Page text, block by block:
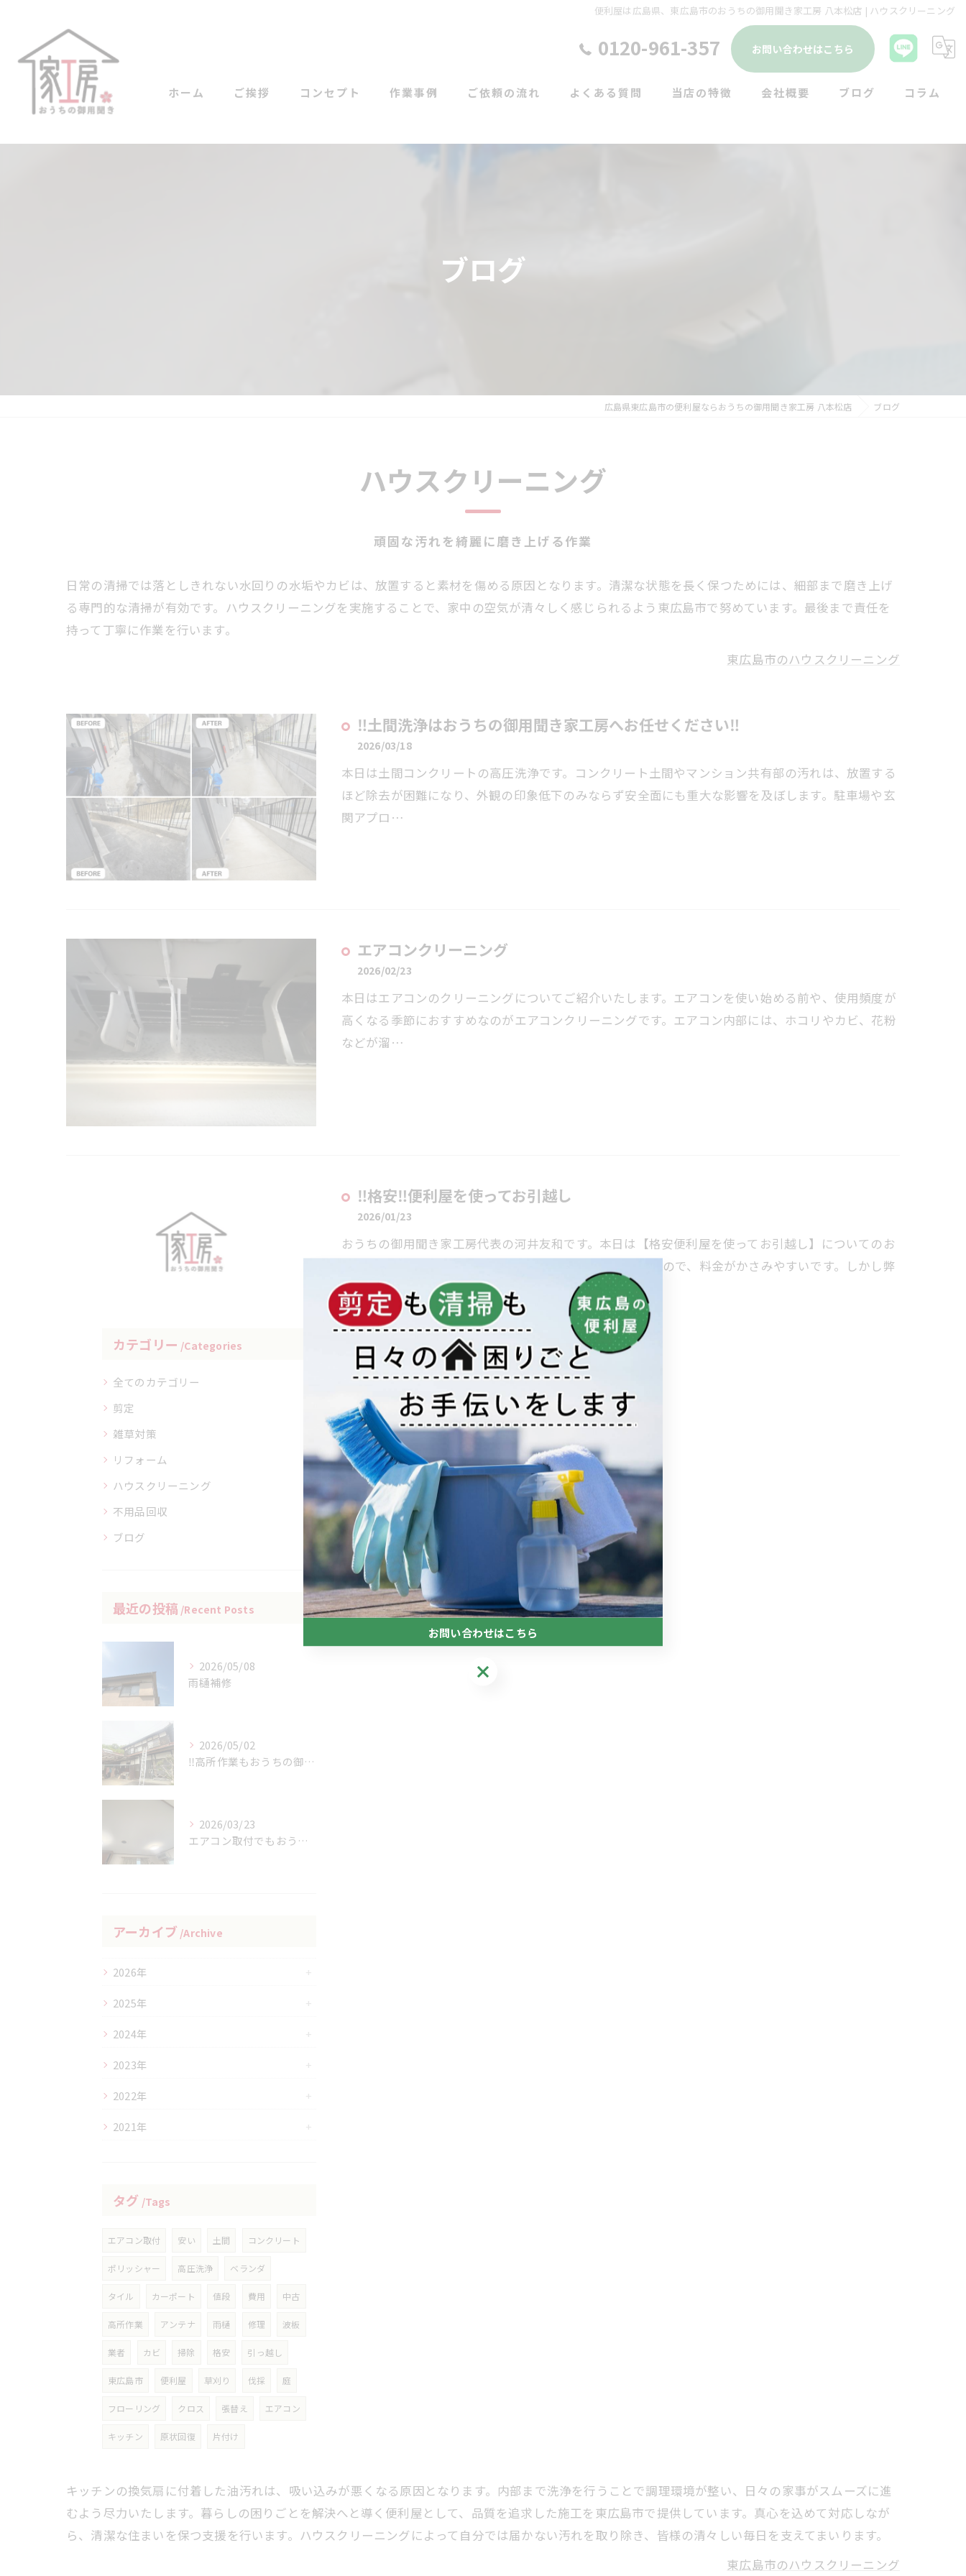
便利屋は広島県、東広島市のおうちの御用聞き家工房 八本松店 | ハウスクリーニング
0120-961-357 お問い合わせはこちら
ホーム ご挨拶 コンセプト 作業事例 ご依頼の流れ よくある質問 当店の特徴 会社概要 ブログ コラム
ブログ
広島県東広島市の便利屋ならおうちの御用聞き家工房 八本松店 ブログ
ハウスクリーニング
頑固な汚れを綺麗に磨き上げる作業
日常の清掃では落としきれない水回りの水垢やカビは、放置すると素材を傷める原因となります。清潔な状態を長く保つためには、細部まで磨き上げ
る専門的な清掃が有効です。ハウスクリーニングを実施することで、家中の空気が清々しく感じられるよう東広島市で努めています。最後まで責任を
持って丁寧に作業を行います。
東広島市のハウスクリーニング
‼️土間洗浄はおうちの御用聞き家工房へお任せください‼️
2026/03/18
本日は土間コンクリートの高圧洗浄です。コンクリート土間やマンション共有部の汚れは、放置する
ほど除去が困難になり、外観の印象低下のみならず安全面にも重大な影響を及ぼします。駐車場や玄
関アプロ…
エアコンクリーニング
2026/02/23
本日はエアコンのクリーニングについてご紹介いたします。エアコンを使い始める前や、使用頻度が
高くなる季節におすすめなのがエアコンクリーニングです。エアコン内部には、ホコリやカビ、花粉
などが溜…
‼格安‼便利屋を使ってお引越し
2026/01/23
おうちの御用聞き家工房代表の河井友和です。本日は【格安便利屋を使ってお引越し】についてのお
話。従来の引っ越し業者だと大きなトラック等を使用するので、料金がかさみやすいです。しかし弊
社では大…
カテゴリー Categories
全てのカテゴリー
剪定
雑草対策
リフォーム
ハウスクリーニング
不用品回収
ブログ
最近の投稿 Recent Posts
2026/05/08
雨樋補修
2026/05/02
‼高所作業もおうちの御用聞き家工房八本松へお任せください‼
2026/03/23
エアコン取付でもおうちの御用家工房にお任せください
アーカイブ Archive
2026年
2025年
2024年
2023年
2022年
2021年
タグ Tags
エアコン取付 安い 土間 コンクリート
ポリッシャー 高圧洗浄 ベランダ
タイル カーポート 値段 費用 中古
高所作業 アンテナ 雨樋 修理 波板
業者 カビ 掃除 格安 引っ越し
東広島市 便利屋 草刈り 伐採 庭
フローリング クロス 張替え エアコン
キッチン 原状回復 片付け
キッチンの換気扇に付着した油汚れは、吸い込みが悪くなる原因となります。内部まで洗浄を行うことで調理環境が整い、日々の家事がスムーズに進
むよう尽力いたします。暮らしの困りごとを解決へと導く便利屋として、品質を追求した施工を東広島市で提供しています。真心を込めて対応しなが
ら、清潔な住まいを保つ支援を行います。ハウスクリーニングによって自分では届かない汚れを取り除き、皆様の清々しい毎日を支えてまいります。
東広島市のハウスクリーニング
お問い合わせはこちら
お問い合わせはこちら